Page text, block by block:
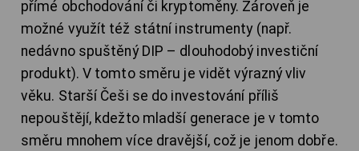
přímé obchodování či kryptoměny. Zároveň je
možné využít též státní instrumenty (např.
nedávno spuštěný DIP – dlouhodobý investiční
produkt). V tomto směru je vidět výrazný vliv
věku. Starší Češi se do investování příliš
nepouštějí, kdežto mladší generace je v tomto
směru mnohem více dravější, což je jenom dobře.